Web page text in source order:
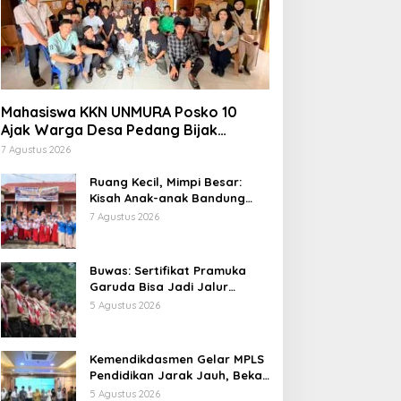
Mahasiswa KKN UNMURA Posko 10
Ajak Warga Desa Pedang Bijak
Bermedia Digital
7 Agustus 2026
Ruang Kecil, Mimpi Besar:
Kisah Anak-anak Bandung
Ujung Menemukan Dunia
7 Agustus 2026
Buwas: Sertifikat Pramuka
Garuda Bisa Jadi Jalur
Khusus Masuk TNI, Polri, dan
5 Agustus 2026
Kemendikdasmen Gelar MPLS
Pendidikan Jarak Jauh, Bekali
Murid Bangun Kemandirian
5 Agustus 2026